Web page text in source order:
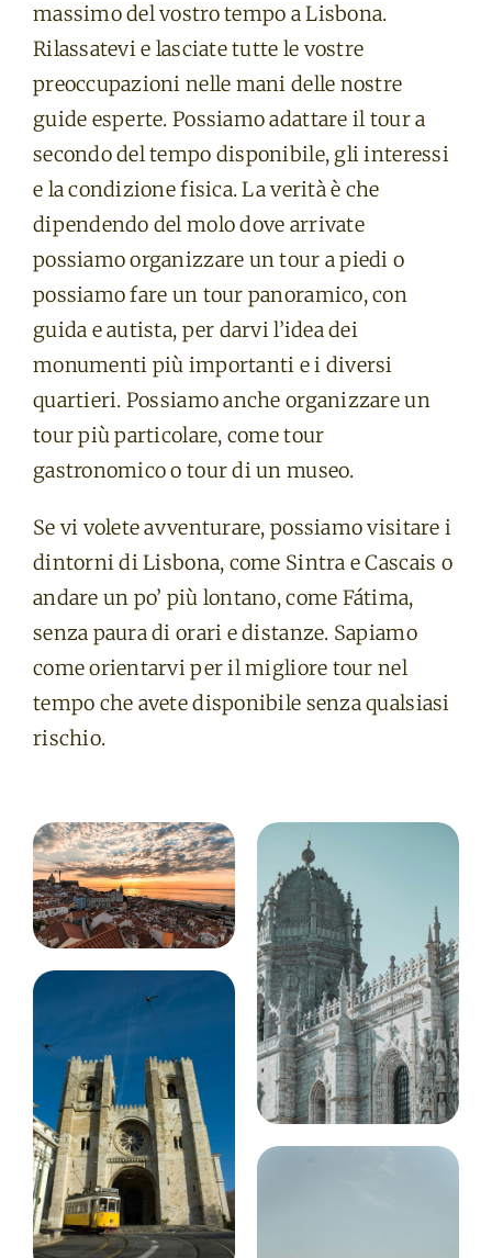
massimo del vostro tempo a Lisbona.
Rilassatevi e lasciate tutte le vostre
preoccupazioni nelle mani delle nostre
guide esperte. Possiamo adattare il tour a
secondo del tempo disponibile, gli interessi
e la condizione fisica. La verità è che
dipendendo del molo dove arrivate
possiamo organizzare un tour a piedi o
possiamo fare un tour panoramico, con
guida e autista, per darvi l’idea dei
monumenti più importanti e i diversi
quartieri. Possiamo anche organizzare un
tour più particolare, come tour
gastronomico o tour di un museo.
Se vi volete avventurare, possiamo visitare i
dintorni di Lisbona, come Sintra e Cascais o
andare un po’ più lontano, come Fátima,
senza paura di orari e distanze. Sapiamo
come orientarvi per il migliore tour nel
tempo che avete disponibile senza qualsiasi
rischio.